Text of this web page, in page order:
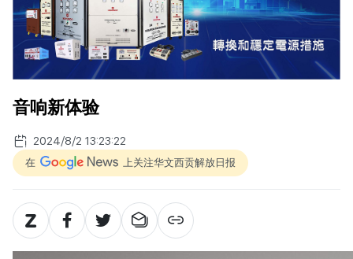
音响新体验
2024/8/2 13:23:22
在 上关注华文西贡解放日报